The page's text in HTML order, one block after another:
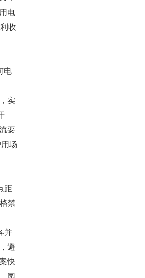
电
收
电
实
要
场
距
禁
并
避
快
园